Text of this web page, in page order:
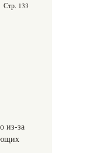
Стр. 133
из-за